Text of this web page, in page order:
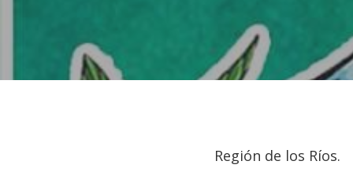
Región de los Ríos.